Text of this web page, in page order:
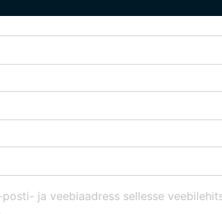
ja veebiaadress sellesse